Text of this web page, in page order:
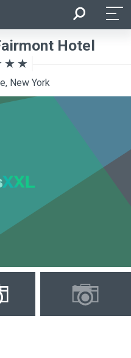
Rum Hotel
New York